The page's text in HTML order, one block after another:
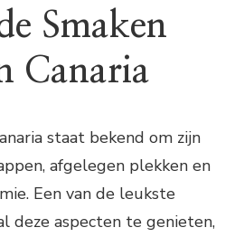
Smaken
Canaria
staat bekend om zijn
afgelegen plekken en
Een van de leukste
deze aspecten te genieten,